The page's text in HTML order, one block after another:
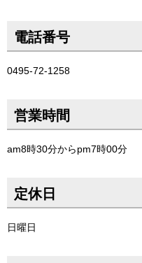
電話番号
0495-72-1258
営業時間
am8時30分からpm7時00分
定休日
日曜日